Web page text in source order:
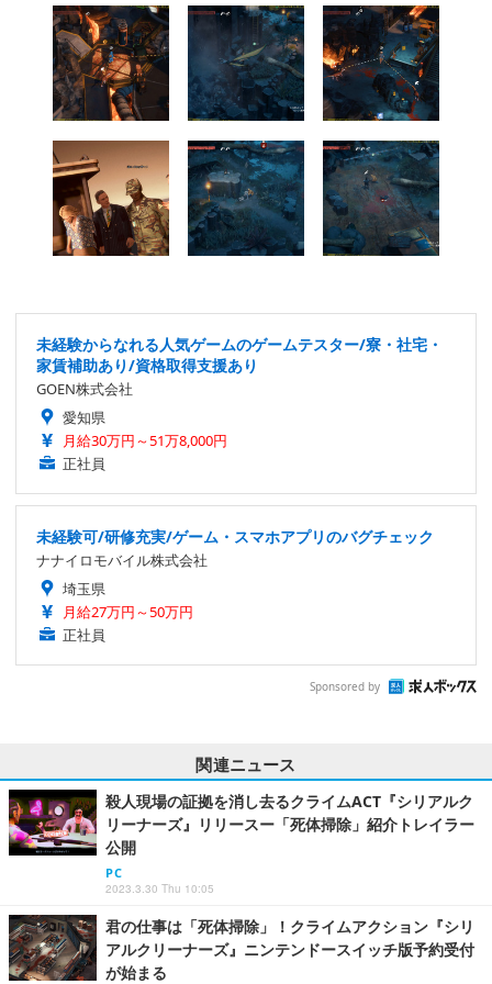
未経験からなれる人気ゲームのゲームテスター/寮・社宅・
家賃補助あり/資格取得支援あり
GOEN株式会社
愛知県
月給30万円～51万8,000円
正社員
未経験可/研修充実/ゲーム・スマホアプリのバグチェック
ナナイロモバイル株式会社
埼玉県
月給27万円～50万円
正社員
Sponsored by
関連ニュース
殺人現場の証拠を消し去るクライムACT『シリアルク
リーナーズ』リリースー「死体掃除」紹介トレイラー
公開
PC
2023.3.30 Thu 10:05
君の仕事は「死体掃除」！クライムアクション『シリ
アルクリーナーズ』ニンテンドースイッチ版予約受付
が始まる